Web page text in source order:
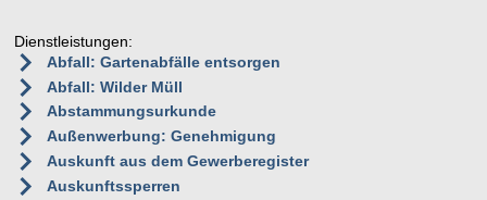
Dienstleistungen:
Abfall: Gartenabfälle entsorgen
Abfall: Wilder Müll
Abstammungsurkunde
Außenwerbung: Genehmigung
Auskunft aus dem Gewerberegister
Auskunftssperren